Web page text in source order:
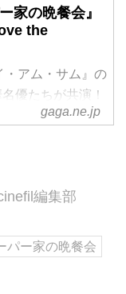
家の晩餐会』
the
・アム・サム』の
優たちが共演！
ニングも人生をま
gaga.ne.jp
編集部
パー家の晩餐会